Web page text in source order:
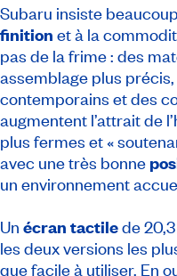
Subaru insiste
finition et à la
pas de la frime : des
assemblage plus
contemporains et des
augmentent l’attrait de
plus fermes et «
avec une très bonne
un environnement
Un écran tactilede
les deux versions les
que facile à utiliser. En